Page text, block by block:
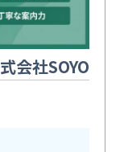
会社SOYO